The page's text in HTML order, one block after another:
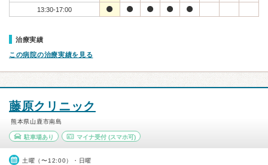
13:30-17:00
治療実績
この病院の治療実績を見る
藤原クリニック
熊本県山鹿市南島
駐車場あり マイナ受付(スマホ可)
土曜（〜12:00）・日曜